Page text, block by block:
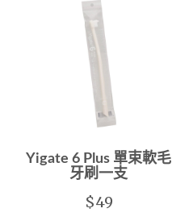
Yigate 6 Plus 單束軟毛
牙刷一支
$49